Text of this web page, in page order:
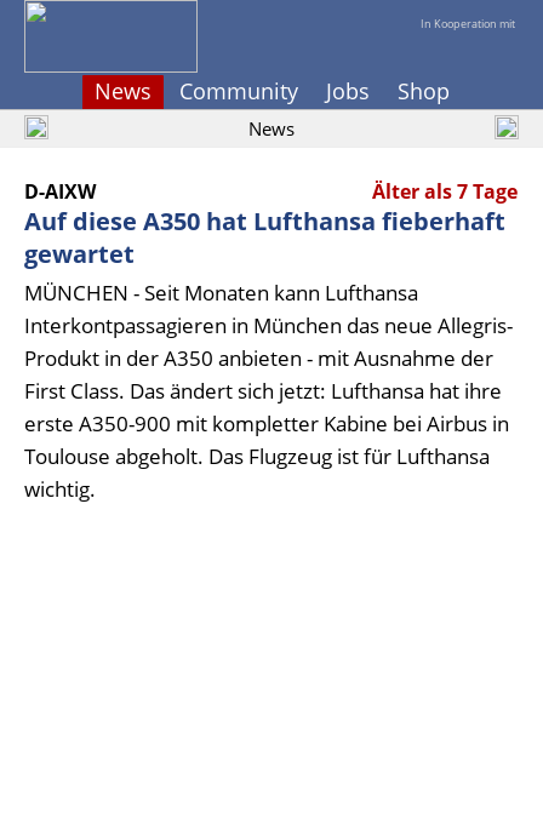
In Kooperation mit
News Community Jobs Shop
News
D-AIXW Älter als 7 Tage
Auf diese A350 hat Lufthansa fieberhaft
gewartet
MÜNCHEN - Seit Monaten kann Lufthansa
Interkontpassagieren in München das neue Allegris-
Produkt in der A350 anbieten - mit Ausnahme der
First Class. Das ändert sich jetzt: Lufthansa hat ihre
erste A350-900 mit kompletter Kabine bei Airbus in
Toulouse abgeholt. Das Flugzeug ist für Lufthansa
wichtig.